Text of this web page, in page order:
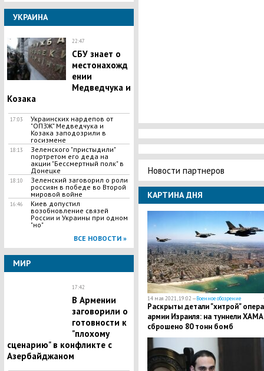
УКРАИНА
22:47
СБУ знает о
местонахожд
ении
Медведчука и
Козака
17:03
Украинских нардепов от
"ОПЗЖ" Медведчука и
Козака заподозрили в
госизмене
18:13
Зеленского "пристыдили"
портретом его деда на
акции "Бессмертный полк" в
Донецке
18:10
Зеленский заговорил о роли
россиян в победе во Второй
мировой войне
16:46
Киев допустил
возобновление связей
России и Украины при одном
"но"
ВСЕ НОВОСТИ »
МИР
17:42
В Армении
заговорили о
готовности к
"плохому
сценарию" в конфликте с
Азербайджаном
Новости партнеров
КАРТИНА ДНЯ
14 мая 2021, 19:02 —Военное обозрение
Раскрыты детали "хитрой"
армии Израиля: на туннели
сброшено 80 тонн бомб